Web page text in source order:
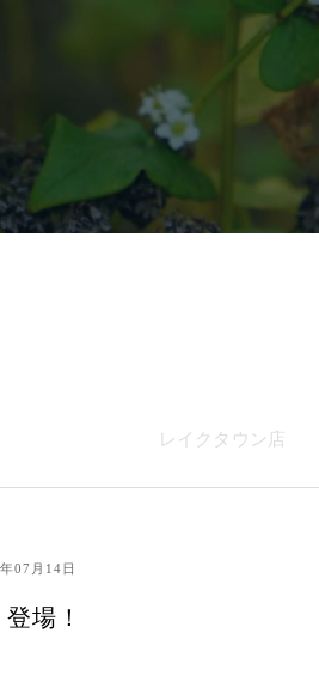
レイク タウン店
07月14日
場！